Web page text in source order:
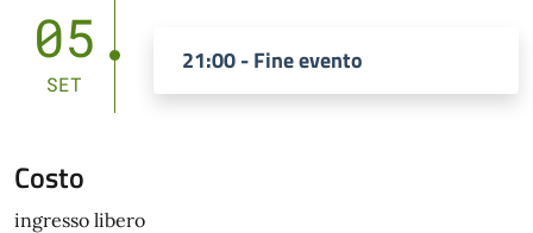
05
SET
21:00 - Fine evento
Costo
ingresso libero